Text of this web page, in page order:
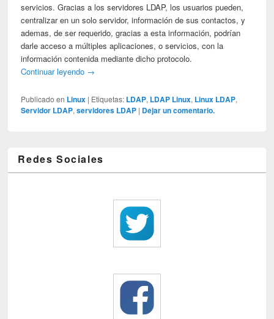
servicios. Gracias a los servidores LDAP, los usuarios pueden,
centralizar en un solo servidor, información de sus contactos, y
ademas, de ser requerido, gracias a esta información, podrían
darle acceso a múltiples aplicaciones, o servicios, con la
información contenida mediante dicho protocolo.
Continuar leyendo →
Publicado en Linux | Etiquetas: LDAP, LDAP Linux, Linux LDAP,
Servidor LDAP,servidores LDAP | Dejar un comentario.
Redes Sociales